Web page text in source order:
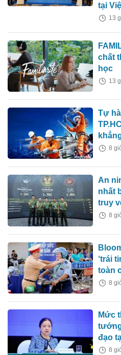
tại
13
chất
học
13
Tự
8
An
nhất
truy
8
‘trái
toàn
8
Mức
đạo
8